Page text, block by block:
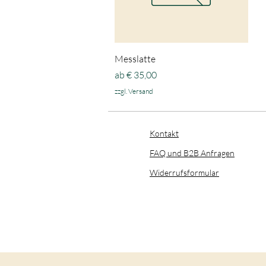
Messlatte
ab € 35,00
Sale-Preis
zzgl. Versand
Kontakt
FAQ und B2B Anfragen
​Widerrufsformular